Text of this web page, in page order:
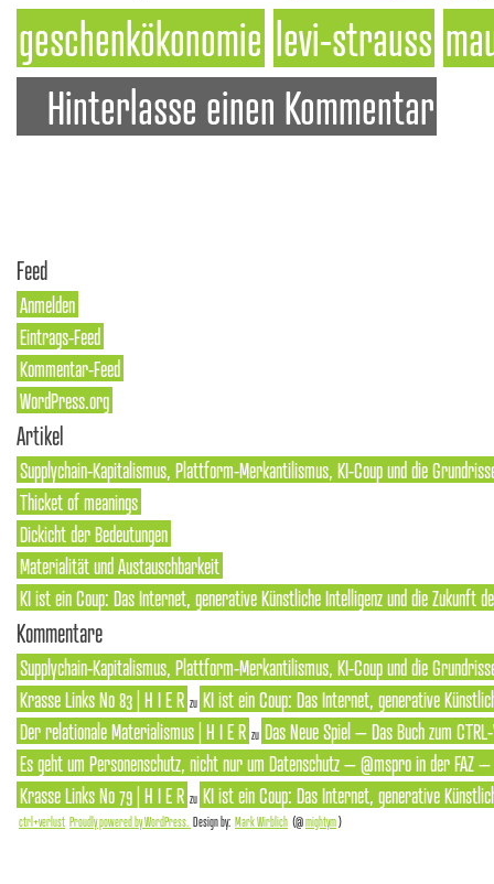
geschenkökonomie levi-strauss
Hinterlasse einen Kommentar
Feed
Anmelden
Eintrags-Feed
Kommentar-Feed
WordPress.org
Artikel
Supplychain-Kapitalismus, Plattform-Merkantilismus, KI-Coup und die
Thicket of meanings
Dickicht der Bedeutungen
Materialität und Austauschbarkeit
KI ist ein Coup: Das Internet, generative Künstliche Intelligenz und die Zukunft
Kommentare
Supplychain-Kapitalismus, Plattform-Merkantilismus, KI-Coup und die
Krasse Links No 83 | H I E R zu KI ist ein Coup: Das Internet, generative
Der relationale Materialismus | H I E R zu Das Neue Spiel – Das Buch zum
Es geht um Personenschutz, nicht nur um Datenschutz – @mspro in der FAZ
Krasse Links No 79 | H I E R zu KI ist ein Coup: Das Internet, generative
ctrl+verlust Proudly powered by WordPress. Design by: Mark Wirblich (@mightym)